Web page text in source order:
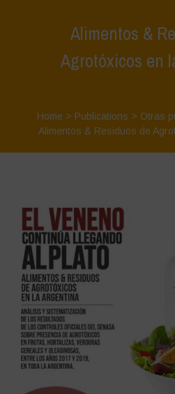
Alimentos &
Agrotóxicos en
Home > Publications > Otras
Alimentos & Residuos de